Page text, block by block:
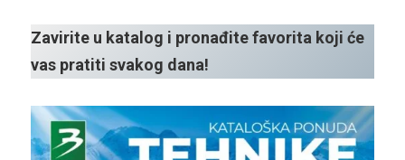
Zavirite u katalog i pronađite favorita koji će
vas pratiti svakog dana!